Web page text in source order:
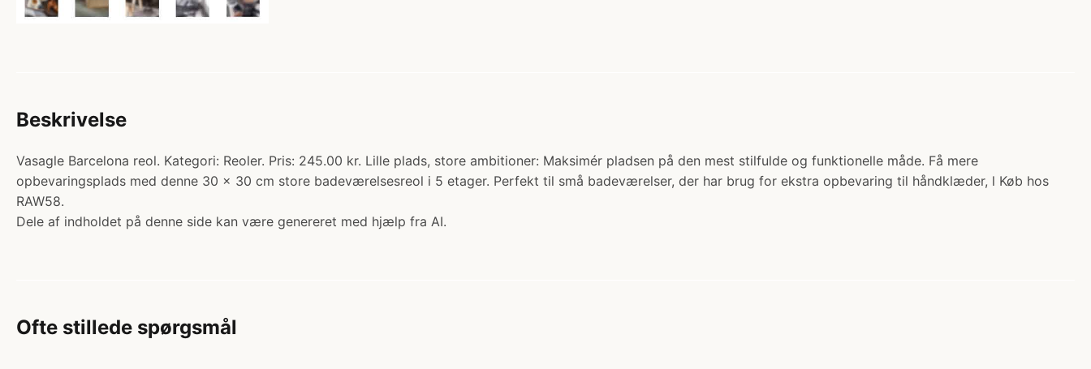
Beskrivelse
Vasagle Barcelona reol. Kategori: Reoler. Pris: 245.00 kr. Lille plads, store ambitioner: Maksimér pladsen på den mest stilfulde og funktionelle måde. Få mere
opbevaringsplads med denne 30 x 30 cm store badeværelsesreol i 5 etager. Perfekt til små badeværelser, der har brug for ekstra opbevaring til håndklæder, l Køb hos
RAW58.
Dele af indholdet på denne side kan være genereret med hjælp fra AI.
Ofte stillede spørgsmål